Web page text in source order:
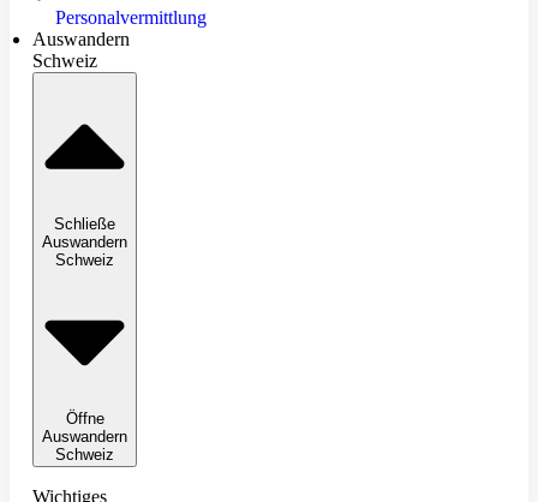
Personalvermittlung
Auswandern
Schweiz
Schließe
Auswandern
Schweiz
Öffne
Auswandern
Schweiz
Wichtiges